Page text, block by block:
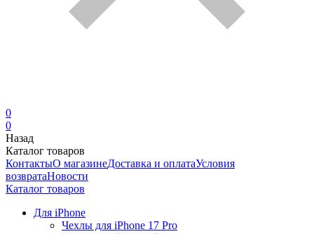
0
0
Назад
Каталог товаров
КонтактыО магазинеДоставка и оплатаУсловия
возвратаНовости
Каталог товаров
Для iPhone
Чехлы для iPhone 17 Pro